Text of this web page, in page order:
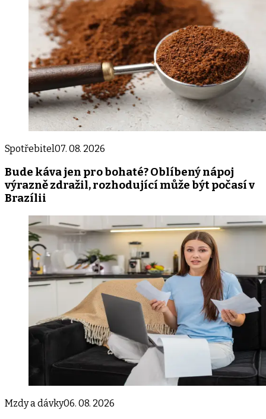
Spotřebitel07. 08. 2026
Bude káva jen pro bohaté? Oblíbený nápoj
výrazně zdražil, rozhodující může být počasí v
Brazílii
Mzdy a dávky06. 08. 2026